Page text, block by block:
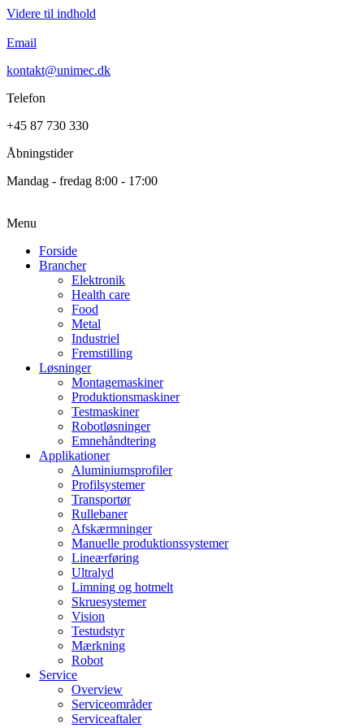
Videre til indhold
Email
kontakt@unimec.dk
Telefon
+45 87 730 330
Åbningstider
Mandag - fredag 8:00 - 17:00
Menu
Forside
Brancher
Elektronik
Health care
Food
Metal
Industriel
Fremstilling
Løsninger
Montagemaskiner
Produktionsmaskiner
Testmaskiner
Robotløsninger
Emnehåndtering
Applikationer
Aluminiumsprofiler
Profilsystemer
Transportør
Rullebaner
Afskærmninger
Manuelle produktionssystemer
Lineærføring
Ultralyd
Limning og hotmelt
Skruesystemer
Vision
Testudstyr
Mærkning
Robot
Service
Overview
Serviceområder
Serviceaftaler